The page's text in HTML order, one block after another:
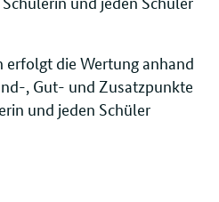
erfolgt die Wertung anhand
, Gut- und Zusatzpunkte
und jeden Schüler